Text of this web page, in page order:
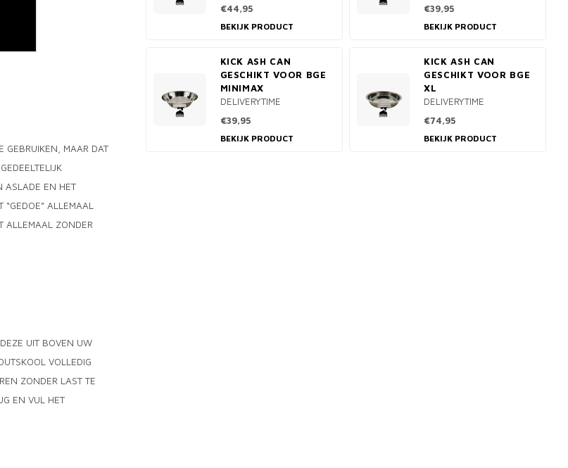
GEBRUIKEN, MAAR DAT
ASLADE EN HET
ALLEMAAL
ALLEMAAL ZONDER
UIT BOVEN UW
VOLLEDIG
ZONDER LAST TE
EN VUL HET
€44,95
BEKIJK PRODUCT
€39,95
BEKIJK PRODUCT
KICK ASH CAN
GESCHIKT VOOR BGE
MINIMAX
DELIVERYTIME
€39,95
BEKIJK PRODUCT
KICK ASH CAN
GESCHIKT VOOR BGE
XL
DELIVERYTIME
€74,95
BEKIJK PRODUCT